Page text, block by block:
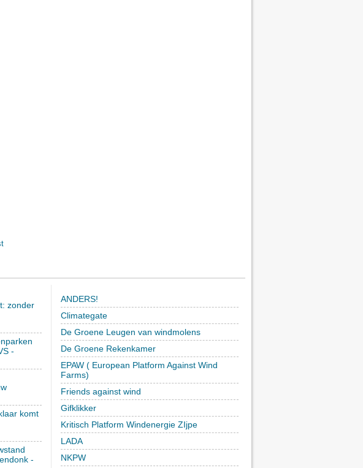
zonder
-
komt
-
ANDERS!
Climategate
De Groene Leugen van windmolens
De Groene Rekenkamer
EPAW ( European Platform Against Wind
Farms)
Friends against wind
Gifklikker
Kritisch Platform Windenergie ZIjpe
LADA
NKPW